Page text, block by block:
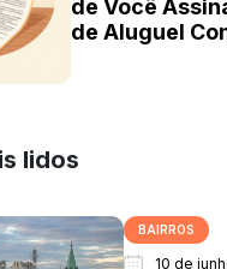
de Você
de Aluguel
lidos
BAIRROS
10 de